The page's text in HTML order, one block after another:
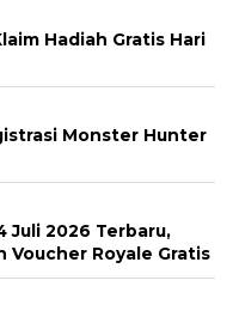
Hadiah Gratis Hari
Monster Hunter
Juli 2026 Terbaru,
Voucher Royale Gratis